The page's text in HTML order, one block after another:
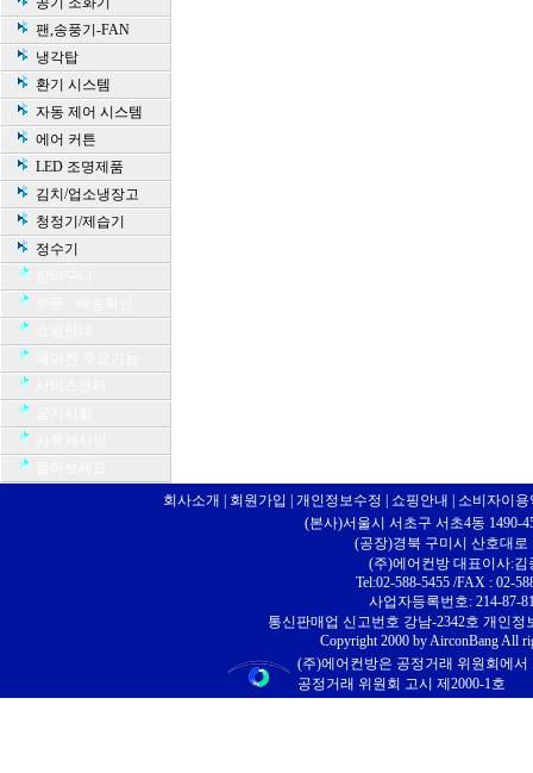
팬,송풍기-FAN
냉각탑
환기 시스템
자동 제어 시스템
에어 커튼
LED 조명제품
김치/업소냉장고
청정기/제습기
정수기
회사소개 회원가입 개인정보수정 쇼핑안내
소비자이용
(본사)서울시 서초구 서초4동 1490-
(공장)경북 구미시 산호대로
(주)에어컨방 대표이사:김
Tel:02-588-5455 /FAX : 02-
사업자등록번호: 214-87-
통신판매업 신고번호 강남-2342호 개인정
Copyright 2000 by AirconBang All
(주)에어컨방은 공정거래 위원회에
공정거래 위원회 고시 제2000-1호